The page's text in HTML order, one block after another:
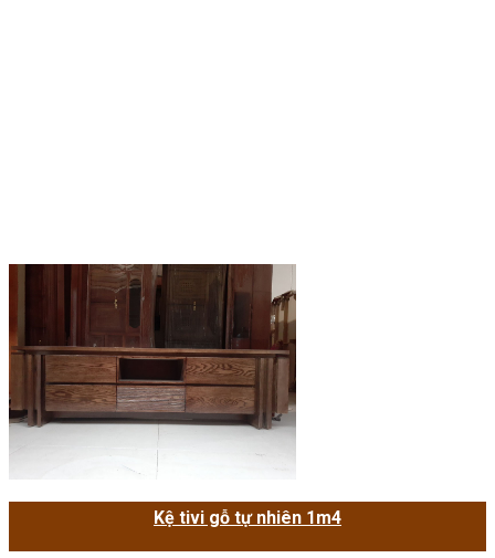
Kệ tivi gỗ tự nhiên 1m4